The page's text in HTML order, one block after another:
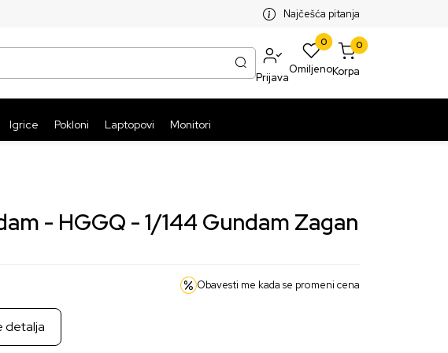
BESPLATNA ISPORUKA PAKETA PREKO 5999 RSDNajčešća pitanja
Prijava
0
Omiljeno
0
Korpa
Igrice Pokloni Laptopovi Monitori
- HGGQ - 1/144 Gundam Zagan
Obavesti me kada se promeni cena
detalja